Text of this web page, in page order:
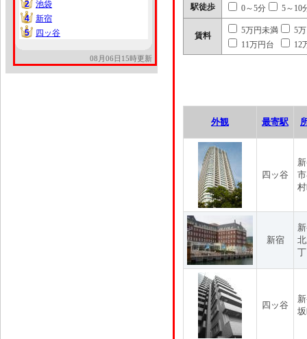
2
2
池袋
4
4
新宿
5
5 四ッ谷
08月06日15時更新
駅徒歩 0～5分 5～10
賃料
5万円未満
5
11万円台
12
外観 最寄駅
四ッ谷
新宿
四ッ谷